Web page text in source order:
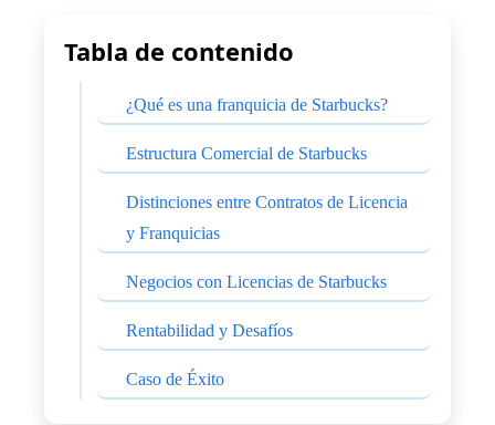
Tabla de contenido
¿Qué es una franquicia de Starbucks?
Estructura Comercial de Starbucks
Distinciones entre Contratos de Licencia
y Franquicias
Negocios con Licencias de Starbucks
Rentabilidad y Desafíos
Caso de Éxito